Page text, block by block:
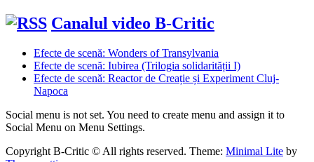
Canalul video B-Critic
Efecte de scenă: Wonders of Transylvania
Efecte de scenă: Iubirea (Trilogia solidarității I)
Efecte de scenă: Reactor de Creație și Experiment Cluj-
Napoca
Social menu is not set. You need to create menu and assign it to
Social Menu on Menu Settings.
Copyright B-Critic © All rights reserved. Theme: Minimal Lite by